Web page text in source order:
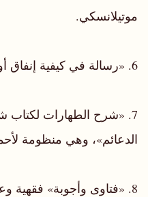
موتيلانسكي.
6. «رسالة في كيفية إنفاق أوقاف المساجد»، (مخ).
7. «شرح الطهارات لكتاب
الدعائم»، وهي منظومة
8. «فتاوى وأجوبة» فقهية وعقدية (مخ).